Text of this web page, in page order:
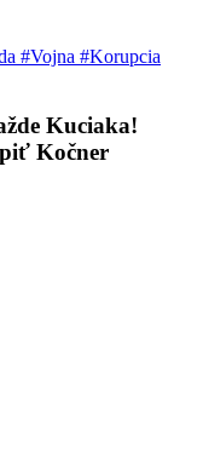
#Vojna #Korupcia
Kuciaka!
Kočner